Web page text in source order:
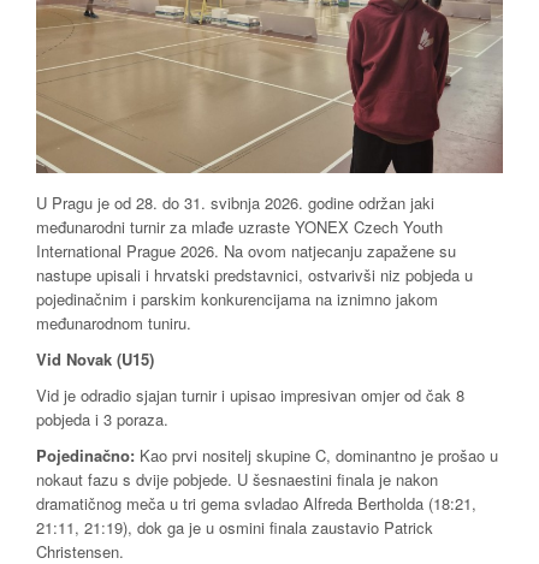
U Pragu je od 28. do 31. svibnja 2026. godine održan jaki
međunarodni turnir za mlađe uzraste YONEX Czech Youth
International Prague 2026. Na ovom natjecanju zapažene su
nastupe upisali i hrvatski predstavnici, ostvarivši niz pobjeda u
pojedinačnim i parskim konkurencijama na iznimno jakom
međunarodnom tuniru.
Vid Novak (U15)
Vid je odradio sjajan turnir i upisao impresivan omjer od čak 8
pobjeda i 3 poraza.
Pojedinačno: Kao prvi nositelj skupine C, dominantno je prošao u
nokaut fazu s dvije pobjede. U šesnaestini finala je nakon
dramatičnog meča u tri gema svladao Alfreda Bertholda (18:21,
21:11, 21:19), dok ga je u osmini finala zaustavio Patrick
Christensen.